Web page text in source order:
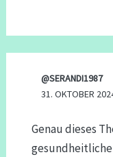
@SERANDI1987
31. OKTOBER
Genau dieses